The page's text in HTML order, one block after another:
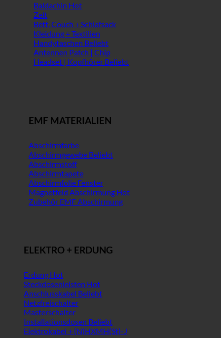
Baldachin
Zelt
Bett, Couch + Schlafsack
Kleidung + Textilien
Handytaschen
Antennen Patch | Chip
Headset | Kopfhörer
EMF MATERIALIEN
Abschirmfarbe
Abschirmgewebe
Abschirmstoff
Abschirmtapete
Abschirmfolie Fenster
Magnetfeld Abschirmung
Zubehör EMF Abschirmung
ELEKTRO + ERDUNG
Erdung
Steckdosenleisten
Anschlusskabel
Netzfreischalter
Masterschalter
Installationsdosen
Elektrokabel + (N)HXMH(St)-J